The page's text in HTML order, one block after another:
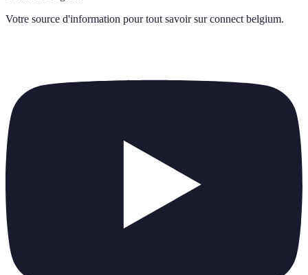
Votre source d'information pour tout savoir sur connect belgium.